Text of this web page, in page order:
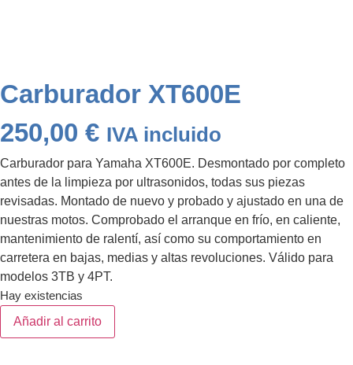
Carburador XT600E
250,00 € IVA incluido
Carburador para Yamaha XT600E. Desmontado por completo
antes de la limpieza por ultrasonidos, todas sus piezas
revisadas. Montado de nuevo y probado y ajustado en una de
nuestras motos. Comprobado el arranque en frío, en caliente,
mantenimiento de ralentí, así como su comportamiento en
carretera en bajas, medias y altas revoluciones. Válido para
modelos 3TB y 4PT.
Hay existencias
Añadir al carrito